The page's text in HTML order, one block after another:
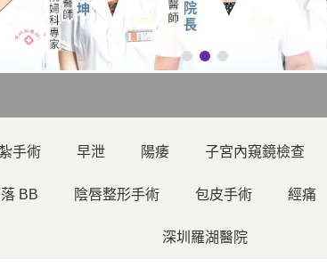
手術 早泄 陽痿 子宮內窺鏡檢查
落 BB 陰唇整形手術 包皮手術 經痛
深圳羅湖醫院